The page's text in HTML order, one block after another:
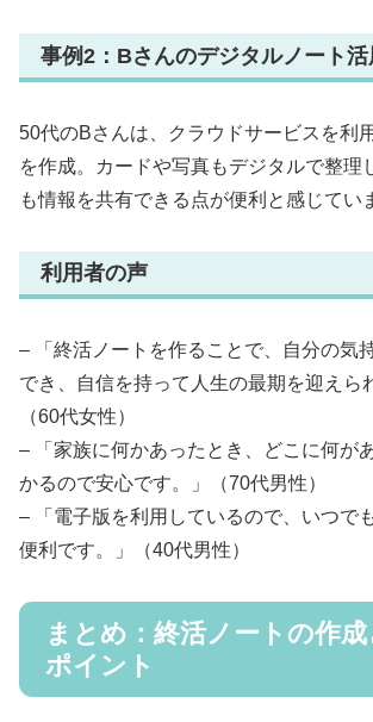
事例2：Bさんのデジタルノート活
50代のBさんは、クラウドサービスを利
を作成。カードや写真もデジタルで整理
も情報を共有できる点が便利と感じてい
利用者の声
– 「終活ノートを作ることで、自分の気
でき、自信を持って人生の最期を迎えら
（60代女性）
– 「家族に何かあったとき、どこに何が
かるので安心です。」（70代男性）
– 「電子版を利用しているので、いつで
便利です。」（40代男性）
まとめ：終活ノートの作
ポイント